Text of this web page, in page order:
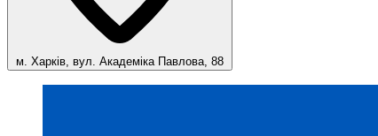
м. Харків, вул. Академіка Павлова, 88